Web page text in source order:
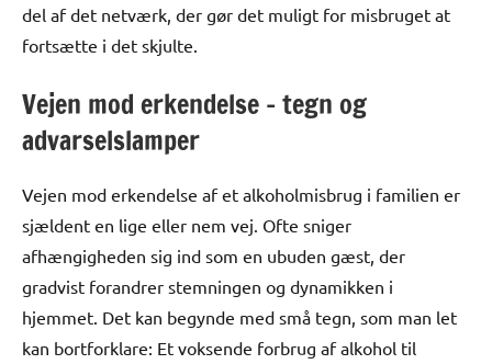
del af det netværk, der gør det muligt for misbruget at
fortsætte i det skjulte.
Vejen mod erkendelse – tegn og
advarselslamper
Vejen mod erkendelse af et alkoholmisbrug i familien er
sjældent en lige eller nem vej. Ofte sniger
afhængigheden sig ind som en ubuden gæst, der
gradvist forandrer stemningen og dynamikken i
hjemmet. Det kan begynde med små tegn, som man let
kan bortforklare: Et voksende forbrug af alkohol til